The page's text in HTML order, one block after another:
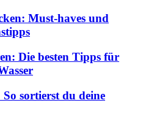
Must-haves und
Die besten Tipps für
sortierst du deine